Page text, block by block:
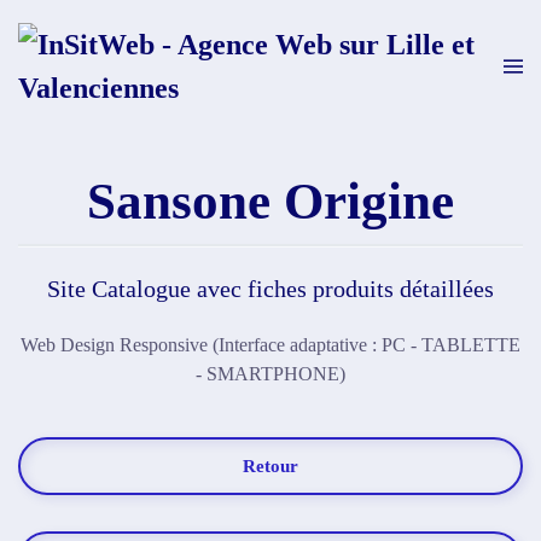
Sansone Origine
Site Catalogue avec fiches produits détaillées
Web Design Responsive (Interface adaptative : PC - TABLETTE
- SMARTPHONE)
Retour